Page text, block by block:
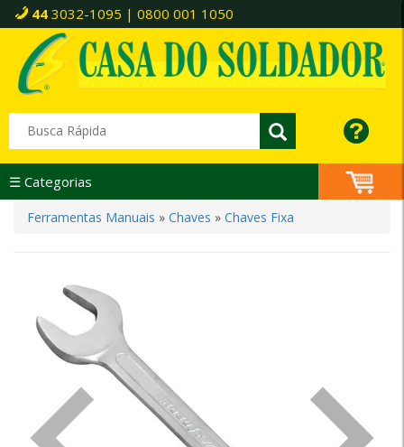
44 3032-1095 | 0800 001 1050
☰ Categorias
Ferramentas Manuais » Chaves » Chaves Fixa